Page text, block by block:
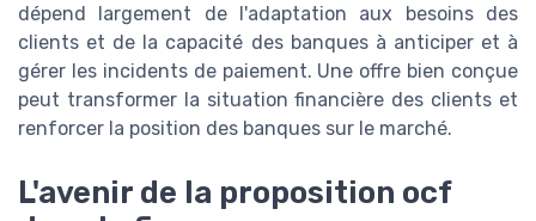
dépend largement de l'adaptation aux besoins des
clients et de la capacité des banques à anticiper et à
gérer les incidents de paiement. Une offre bien conçue
peut transformer la situation financière des clients et
renforcer la position des banques sur le marché.
L'avenir de la proposition ocf